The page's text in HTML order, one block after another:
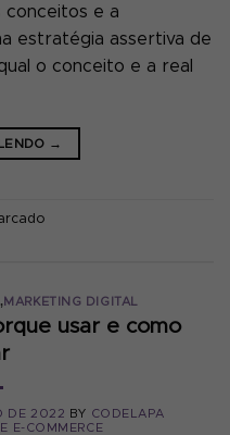
conceitos e a
estratégia assertiva de
o conceito e a real
→
,MARKETING DIGITAL
usar e como
DE 2022 BY CODELAPA
E-COMMERCE